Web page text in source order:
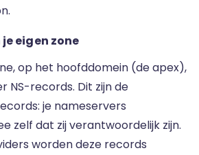
eigen zone
op het hoofddomein (de apex),
NS-records. Dit zijn de
je nameservers
zelf dat zij verantwoordelijk zijn.
worden deze records